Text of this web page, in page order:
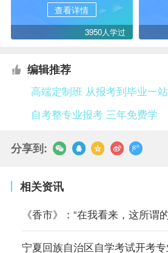
查看详情
3950人学过
编辑推荐
高端定制班 从报考到毕业一
自考整专业报考 三年免费学
分享到:
相关资讯
宁夏回族自治区自学考试开考